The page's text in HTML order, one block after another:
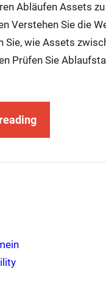
Abläufen Assets
Verstehen Sie die
Sie, wie Assets
Prüfen Sie